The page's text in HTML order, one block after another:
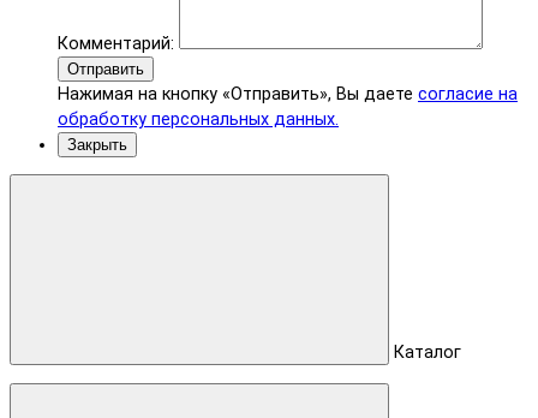
Комментарий:
Отправить
Нажимая на кнопку «Отправить», Вы даете согласие на
обработку персональных данных.
Закрыть
Каталог